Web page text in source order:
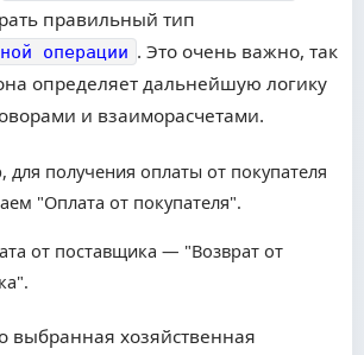
правильный тип
операции . Это очень важно, так
определяет дальнейшую логику
и взаиморасчетами.
получения оплаты от покупателя
"Оплата от покупателя".
от поставщика — "Возврат от
выбранная хозяйственная